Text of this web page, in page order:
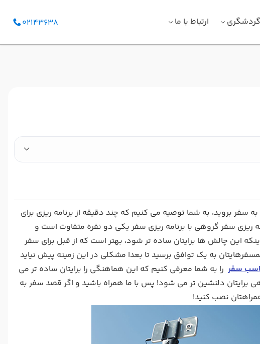
ارتباط با ما 02143638
بروید، به شما توصیه می کنیم که چند دقیقه از برنامه ریزی برای
ریزی سفر گروهی با برنامه ریزی سفر یکی دو نفره متفاوت است و
این چالش ها برایتان ساده تر شود، بهتر است که از قبل برای سفر
به یک توافق برسید تا بعدا مشکلی در این زمینه پیش نیاید
سفر را به شما معرفی کنیم که این هماهنگی را برایتان ساده تر می
دلنشین تر می شود! پس با ما همراه باشید و اگر قصد سفر به
نصب کنید!